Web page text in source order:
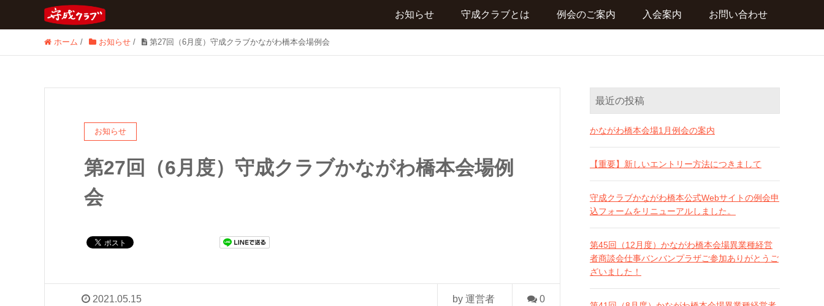
お知らせ 守成クラブとは 例会のご案内 入会案内 お問い合わせ
ホーム / お知らせ / 第27回（6月度）守成クラブかながわ橋本会場例会
お知らせ
第27回（6月度）守成クラブかながわ橋本会場例
会
2021.05.15 by 運営者 0
最近の投稿
かながわ橋本会場1月例会の案内
【重要】新しいエントリー方法につきまして
守成クラブかながわ橋本公式Webサイトの例会申
込フォームをリニューアルしました。
第45回（12月度）かながわ橋本会場異業種経営
者商談会仕事バンバンプラザご参加ありがとうご
ざいました！